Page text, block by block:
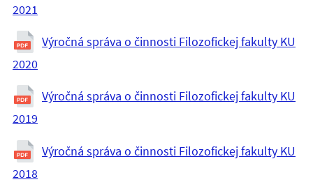
2021
Výročná správa o činnosti Filozofickej fakulty KU
2020
Výročná správa o činnosti Filozofickej fakulty KU
2019
Výročná správa o činnosti Filozofickej fakulty KU
2018